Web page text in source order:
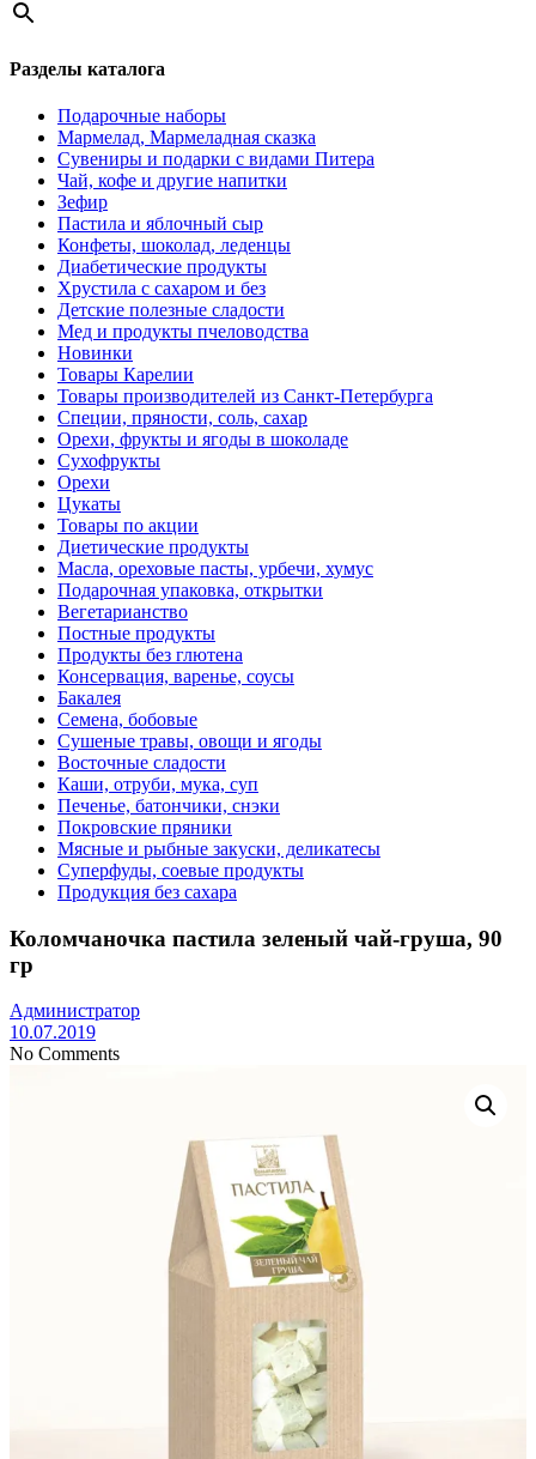
Разделы каталога
Подарочные наборы
Мармелад, Мармеладная сказка
Сувениры и подарки с видами Питера
Чай, кофе и другие напитки
Зефир
Пастила и яблочный сыр
Конфеты, шоколад, леденцы
Диабетические продукты
Хрустила с сахаром и без
Детские полезные сладости
Мед и продукты пчеловодства
Новинки
Товары Карелии
Товары производителей из Санкт-Петербурга
Специи, пряности, соль, сахар
Орехи, фрукты и ягоды в шоколаде
Сухофрукты
Орехи
Цукаты
Товары по акции
Диетические продукты
Масла, ореховые пасты, урбечи, хумус
Подарочная упаковка, открытки
Вегетарианство
Постные продукты
Продукты без глютена
Консервация, варенье, соусы
Бакалея
Семена, бобовые
Сушеные травы, овощи и ягоды
Восточные сладости
Каши, отруби, мука, суп
Печенье, батончики, снэки
Покровские пряники
Мясные и рыбные закуски, деликатесы
Суперфуды, соевые продукты
Продукция без сахара
Коломчаночка пастила зеленый чай-груша, 90
гр
Администратор
10.07.2019
No Comments